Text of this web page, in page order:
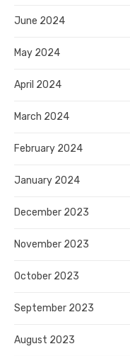
June 2024
May 2024
April 2024
March 2024
February 2024
January 2024
December 2023
November 2023
October 2023
September 2023
August 2023